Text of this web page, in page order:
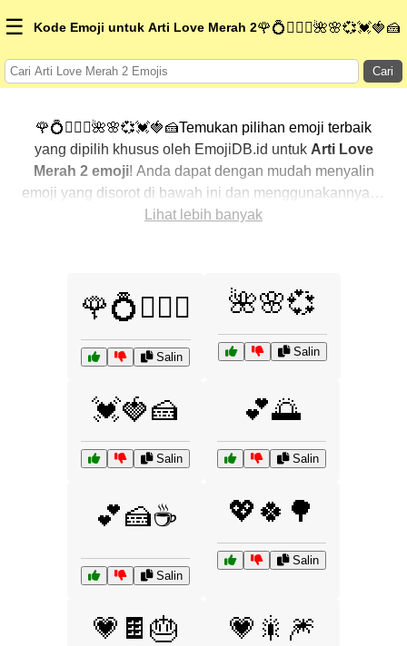
☰ Kode Emoji untuk Arti Love Merah 2🌹💍👩‍❤️‍👨🌺🌸💞💓🍓🍰
Cari
🌹💍👩‍❤️‍👨🌺🌸💞💓🍓🍰Temukan pilihan emoji terbaik
yang dipilih khusus oleh EmojiDB.id untuk Arti Love
Merah 2 emoji! Anda dapat dengan mudah menyalin
emoji yang disorot di bawah ini dan menggunakannya di
percakapan Anda untuk menambahkan sentuhan
lainnya untuk menemukan cara baru dalam
mengekspresikan
Lihat lebih banyak
🌹💍👩‍❤️‍👨
Salin
🌺🌸💞
Salin
💓🍓🍰
Salin
💕🌅
Salin
💕🍰☕
Salin
💖🍀🌳
Salin
💗🍫🎂 💗🎇🎆